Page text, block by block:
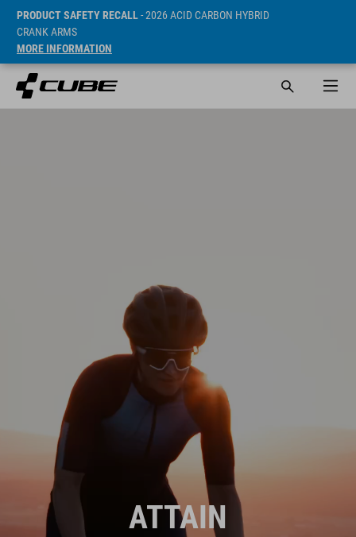
PRODUCT SAFETY RECALL- 2026 ACID CARBON HYBRID
CRANK ARMS
MORE INFORMATION
ATTAIN